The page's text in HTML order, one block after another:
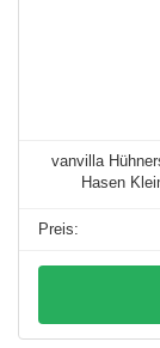
vanvilla
Hasen